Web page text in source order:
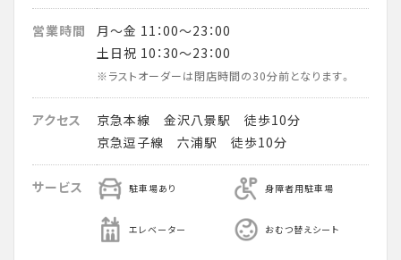
営業時間
月～金 11：00～23：00
土日祝 10：30～23：00
※ラストオーダーは閉店時間の30分前となります。
アクセス
京急本線 金沢八景駅 徒歩10分
京急逗子線 六浦駅 徒歩10分
サービス 駐車場あり 身障者用駐車場
エレベーター おむつ替えシート